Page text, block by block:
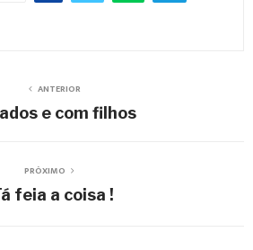
ANTERIOR
e com filhos
PRÓXIMO
feia a coisa !